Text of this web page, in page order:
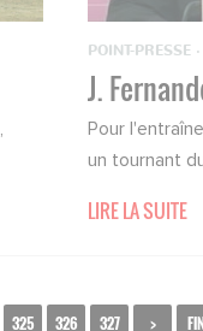
POINT-PRESSE ·
J.
Pour
un tournant
LIRE LA SUITE
325 326 327 >